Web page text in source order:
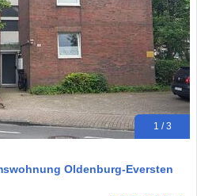
1 / 3
Oldenburg-Eversten